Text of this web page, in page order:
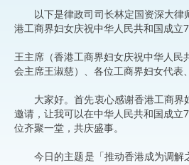
以下是律政司司长林定国资深大律
港工商界妇女庆祝中华人民共和国成立
王主席（香港工商界妇女庆祝中华人民
会主席王淑慈）、各位工商界妇女代表
大家好。首先衷心感谢香港工商界
邀请，让我可以在中华人民共和国成立
位齐聚一堂，共庆盛事。
今日的主题是「推动香港成为调解